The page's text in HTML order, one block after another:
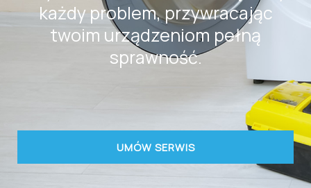
każdy problem, przywracając
twoim urządzeniom pełną
sprawność.
UMÓW SERWIS